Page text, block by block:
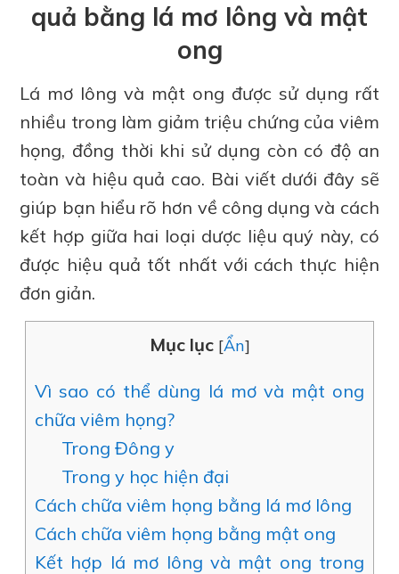
quả bằng lá mơ lông và mật
ong
Lá mơ lông và mật ong được sử dụng rất
nhiều trong làm giảm triệu chứng của viêm
họng, đồng thời khi sử dụng còn có độ an
toàn và hiệu quả cao. Bài viết dưới đây sẽ
giúp bạn hiểu rõ hơn về công dụng và cách
kết hợp giữa hai loại dược liệu quý này, có
được hiệu quả tốt nhất với cách thực hiện
đơn giản.
Mục lục [Ẩn]
Vì sao có thể dùng lá mơ và mật ong
chữa viêm họng?
Trong Đông y
Trong y học hiện đại
Cách chữa viêm họng bằng lá mơ lông
Cách chữa viêm họng bằng mật ong
Kết hợp lá mơ lông và mật ong trong